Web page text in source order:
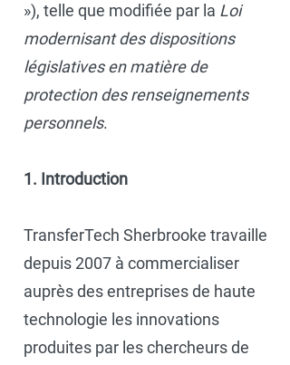
»), telle que modifiée par la Loi
modernisant des dispositions
législatives en matière de
protection des renseignements
personnels.
1. Introduction
TransferTech Sherbrooke travaille
depuis 2007 à commercialiser
auprès des entreprises de haute
technologie les innovations
produites par les chercheurs de